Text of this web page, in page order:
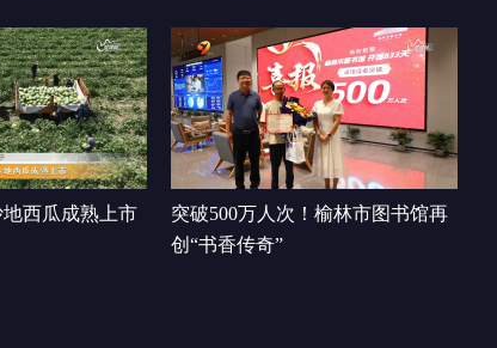
西瓜成熟上市
突破500万人次！榆林市图书馆再
创“书香传奇”